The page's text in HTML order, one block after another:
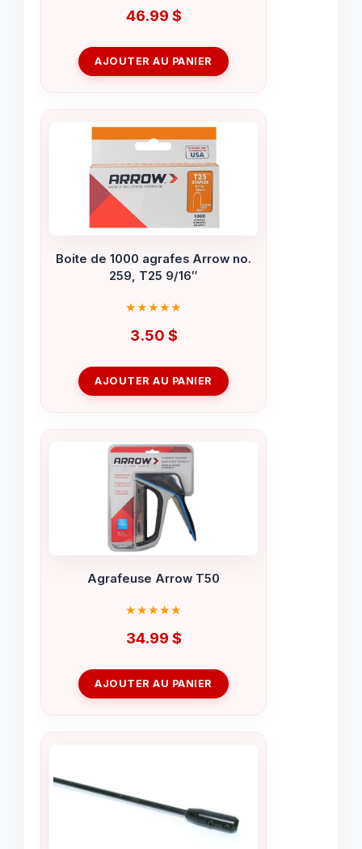
46.99 $
AJOUTER AU PANIER
Boite de 1000 agrafes Arrow no.
259, T25 9/16″
3.50 $
AJOUTER AU PANIER
Agrafeuse Arrow T50
34.99 $
AJOUTER AU PANIER